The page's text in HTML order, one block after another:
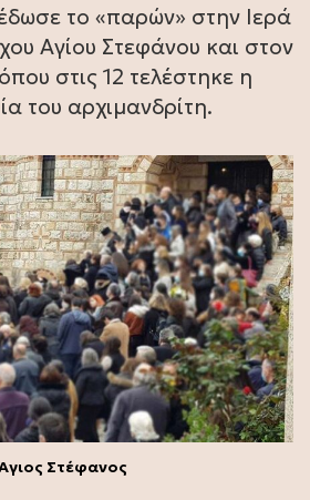
το «παρών» στην Ιερά
Αγίου Στεφάνου και στον
στις 12 τελέστηκε η
του αρχιμανδρίτη.
Στέφανος